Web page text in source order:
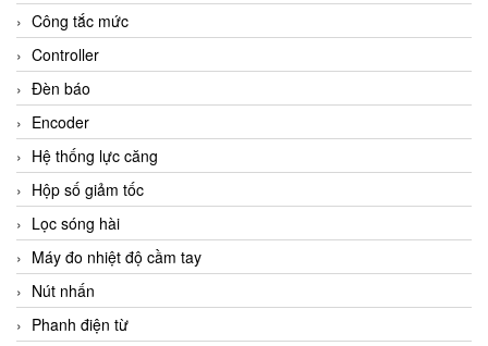
Công tắc mức
Controller
Đèn báo
Encoder
Hệ thống lực căng
Hộp số giảm tốc
Lọc sóng hài
Máy đo nhiệt độ cầm tay
Nút nhấn
Phanh điện từ